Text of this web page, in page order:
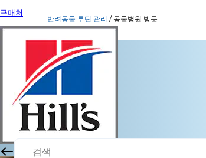
구매처
반려동물 루틴 관리 동물병원 방문